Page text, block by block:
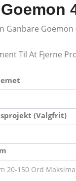
Ganbare Goemon
Til At Fjerne
(Valgfrit)